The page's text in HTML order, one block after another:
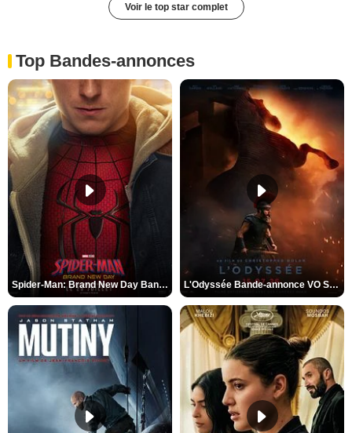
Voir le top star complet
Top Bandes-annonces
Spider-Man: Brand New Day Bande-annonce VO STFR L'Odyssée Bande-annonce VO STFR